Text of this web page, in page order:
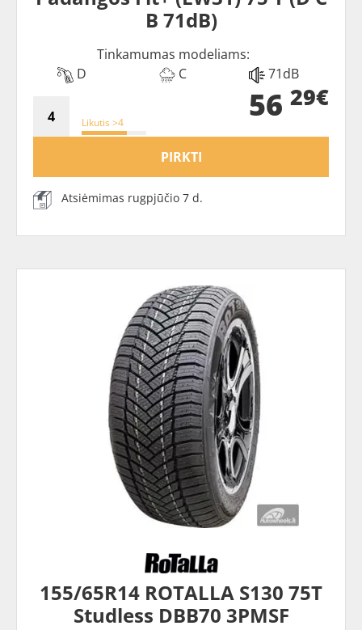
B 71dB)
Tinkamumas modeliams:
D
C 71dB
Likutis >4 56 29€
PIRKTI
Atsiėmimas rugpjūčio 7 d.
155/65R14 ROTALLA S130 75T
Studless DBB70 3PMSF